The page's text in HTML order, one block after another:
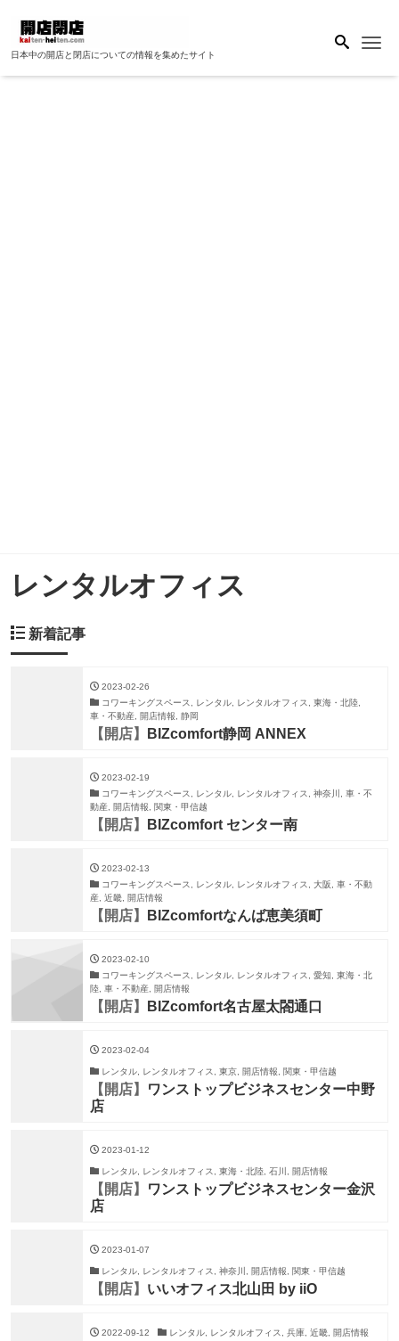
日本中の開店と閉店についての情報を集めたサイト
レンタルオフィス
新着記事
2023-02-26
コワーキングスペース, レンタル, レンタルオフィス, 東海・北陸,
車・不動産, 開店情報, 静岡
【開店】 BIZcomfort静岡 ANNEX
2023-02-19
コワーキングスペース, レンタル, レンタルオフィス, 神奈川, 車・不
動産, 開店情報, 関東・甲信越
【開店】 BIZcomfort センター南
2023-02-13
コワーキングスペース, レンタル, レンタルオフィス, 大阪, 車・不動
産, 近畿, 開店情報
【開店】 BIZcomfortなんば恵美須町
2023-02-10
コワーキングスペース, レンタル, レンタルオフィス, 愛知, 東海・北
陸, 車・不動産, 開店情報
【開店】 BIZcomfort名古屋太閤通口
2023-02-04
レンタル, レンタルオフィス, 東京, 開店情報, 関東・甲信越
【開店】
ワンストップビジネスセンター中野
店
2023-01-12
レンタル, レンタルオフィス, 東海・北陸, 石川, 開店情報
【開店】
ワンストップビジネスセンター金沢
店
2023-01-07
レンタル, レンタルオフィス, 神奈川, 開店情報, 関東・甲信越
【開店】 いいオフィス北山田 by iiO
2022-09-12 レンタル, レンタルオフィス, 兵庫, 近畿, 開店情報